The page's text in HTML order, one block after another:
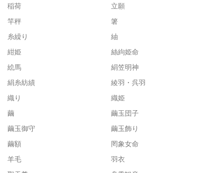
稲荷
立願
竿秤
箸
糸繰り
紬
紺姫
絲絇姫命
絵馬
絹笠明神
絹糸紡績
綾羽・呉羽
織り
織姫
繭
繭玉団子
繭玉御守
繭玉飾り
繭額
罔象女命
羊毛
羽衣